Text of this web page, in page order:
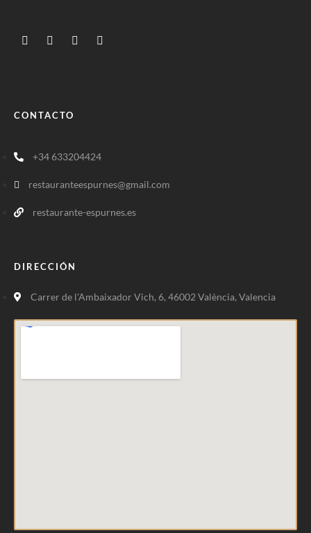
CONTACTO
+34 633204424
restauranteespurnes@gmail.com
restaurante-espurnes.es
DIRECCIÓN
Carrer de l'Ambaixador Vich, 6, 46002 València, Valencia